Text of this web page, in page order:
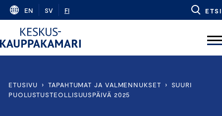
Skip
content
EN SV FI ETSI
ETUSIVU › TAPAHTUMAT JA VALMENNUKSET ›
SUURI
PUOLUSTUSTEOLLISUUSPÄIVÄ 2025